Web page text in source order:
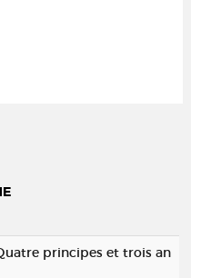
principes et trois an